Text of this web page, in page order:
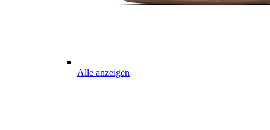
Alle anzeigen